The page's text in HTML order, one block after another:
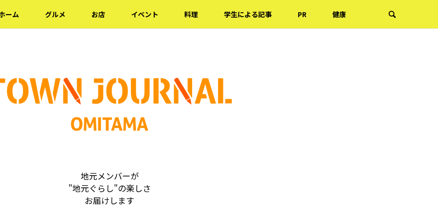
ーム グルメ お店 イベント 料理 学生による記事 PR 健康
地元メンバーが
"地元ぐらし"の楽しさ
お届けします